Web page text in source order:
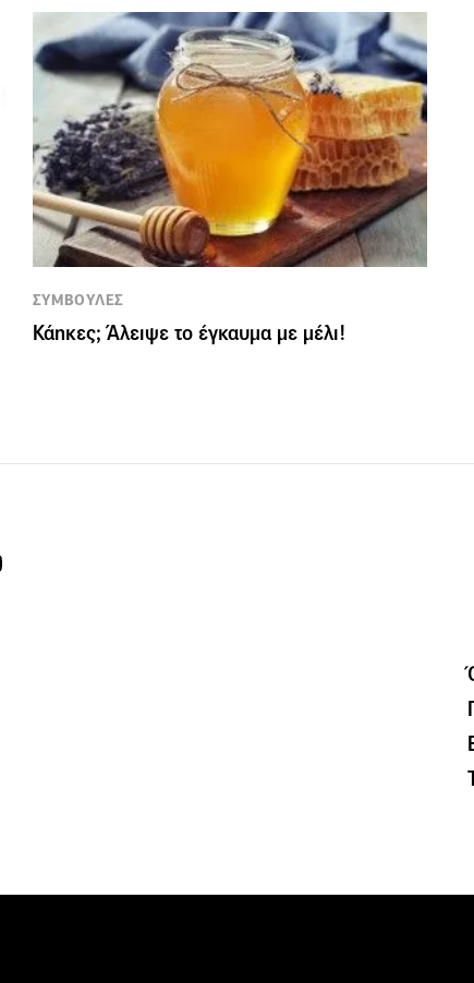
ΣΥΜΒΟΥΛΕΣ
Κάηκες; Άλειψε το έγκαυμα με μέλι!